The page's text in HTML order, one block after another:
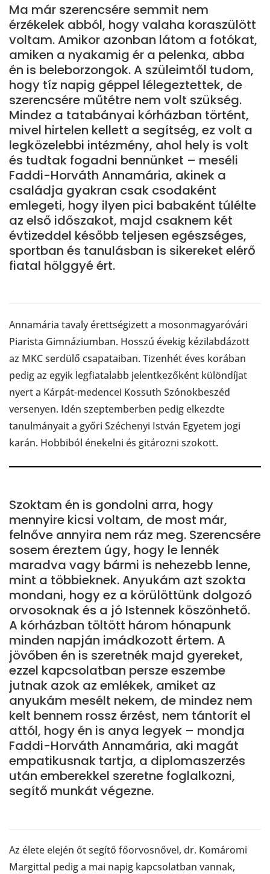
Ma már szerencsére semmit nem
érzékelek abból, hogy valaha koraszülött
voltam. Amikor azonban látom a fotókat,
amiken a nyakamig ér a pelenka, abba
én is beleborzongok. A szüleimtől tudom,
hogy tíz napig géppel lélegeztettek, de
szerencsére műtétre nem volt szükség.
Mindez a tatabányai kórházban történt,
mivel hirtelen kellett a segítség, ez volt a
legközelebbi intézmény, ahol hely is volt
és tudtak fogadni bennünket – meséli
Faddi-Horváth Annamária, akinek a
családja gyakran csak csodaként
emlegeti, hogy ilyen pici babaként túlélte
az első időszakot, majd csaknem két
évtizeddel később teljesen egészséges,
sportban és tanulásban is sikereket elérő
fiatal hölggyé ért.
Annamária tavaly érettségizett a mosonmagyaróvári
Piarista Gimnáziumban. Hosszú évekig kézilabdázott
az MKC serdülő csapataiban. Tizenhét éves korában
pedig az egyik legfiatalabb jelentkezőként különdíjat
nyert a Kárpát-medencei Kossuth Szónokbeszéd
versenyen. Idén szeptemberben pedig elkezdte
tanulmányait a győri Széchenyi István Egyetem jogi
karán. Hobbiból énekelni és gitározni szokott.
Szoktam én is gondolni arra, hogy
mennyire kicsi voltam, de most már,
felnőve annyira nem ráz meg. Szerencsére
sosem éreztem úgy, hogy le lennék
maradva vagy bármi is nehezebb lenne,
mint a többieknek. Anyukám azt szokta
mondani, hogy ez a körülöttünk dolgozó
orvosoknak és a jó Istennek köszönhető.
A kórházban töltött három hónapunk
minden napján imádkozott értem. A
jövőben én is szeretnék majd gyereket,
ezzel kapcsolatban persze eszembe
jutnak azok az emlékek, amiket az
anyukám mesélt nekem, de mindez nem
kelt bennem rossz érzést, nem tántorít el
attól, hogy én is anya legyek – mondja
Faddi-Horváth Annamária, aki magát
empatikusnak tartja, a diplomaszerzés
után emberekkel szeretne foglalkozni,
segítő munkát végezne.
Az élete elején őt segítő főorvosnővel, dr. Komáromi
Margittal pedig a mai napig kapcsolatban vannak,